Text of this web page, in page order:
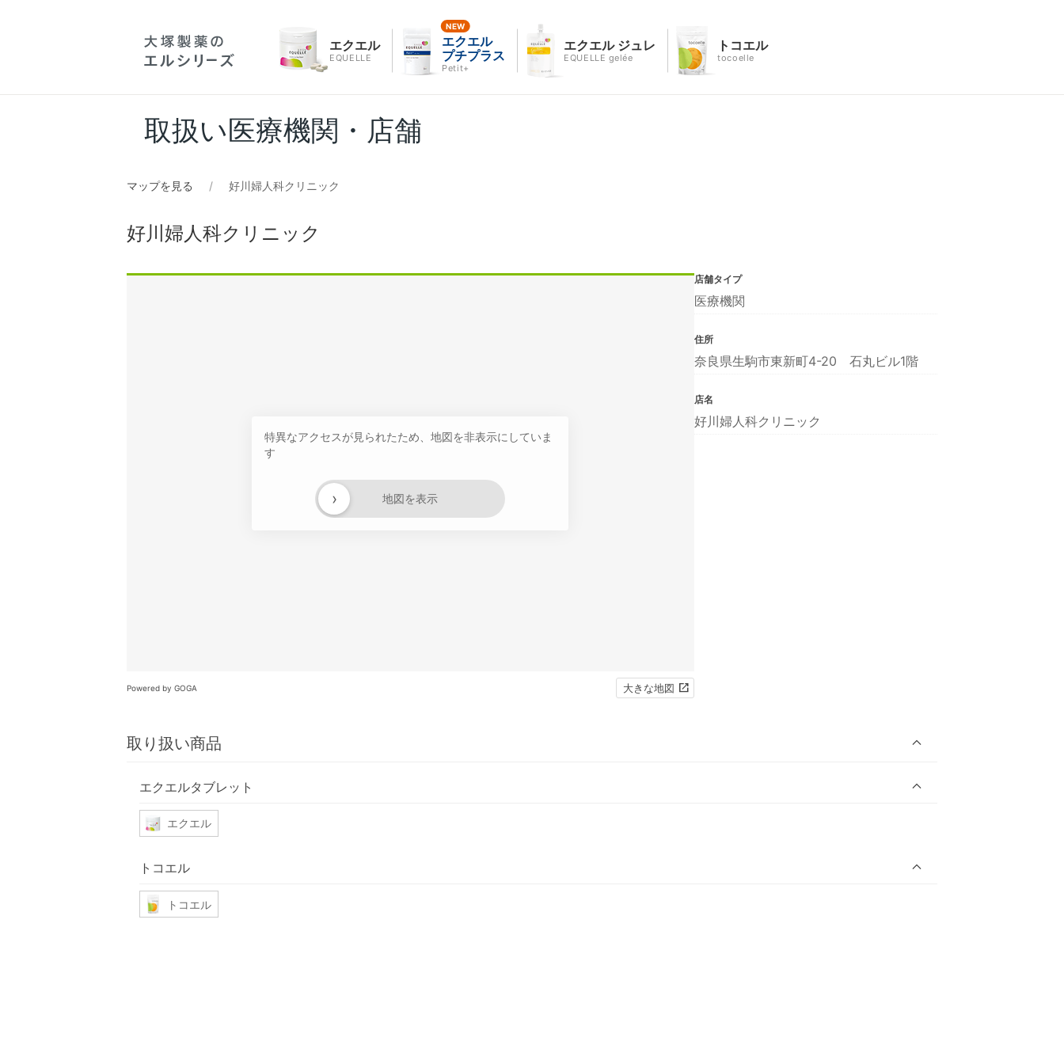
エクエル
EQUELLE
エクエル
プチプラス
Petit+
エクエル ジュレ
EQUELLE gelée
トコエル
tocoelle
取扱い医療機関・店舗
マップを見る 好川婦人科クリニック
好川婦人科クリニック
特異なアクセスが見られたため、地図を非表示にしていま
す
地図を表示
›
Powered by GOGA 大きな地図
取り扱い商品
エクエルタブレット
エクエル
トコエル
トコエル
店舗タイプ
医療機関
住所
奈良県生駒市東新町4-20 石丸ビル1階
店名
好川婦人科クリニック